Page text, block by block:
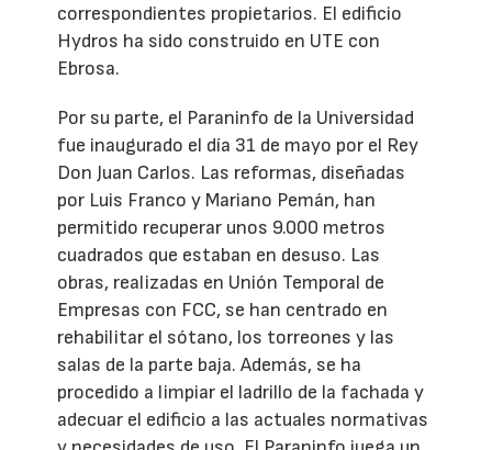
correspondientes propietarios. El edificio
Hydros ha sido construido en UTE con
Ebrosa.
Por su parte, el Paraninfo de la Universidad
fue inaugurado el día 31 de mayo por el Rey
Don Juan Carlos. Las reformas, diseñadas
por Luis Franco y Mariano Pemán, han
permitido recuperar unos 9.000 metros
cuadrados que estaban en desuso. Las
obras, realizadas en Unión Temporal de
Empresas con FCC, se han centrado en
rehabilitar el sótano, los torreones y las
salas de la parte baja. Además, se ha
procedido a limpiar el ladrillo de la fachada y
adecuar el edificio a las actuales normativas